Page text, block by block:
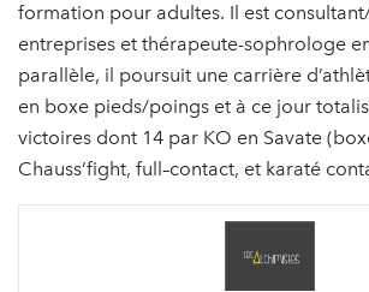
formation pour adultes. Il est
entreprises et thérapeute-sophrologe
parallèle, il poursuit une carrière
en boxe pieds/poings et à ce jour
victoires dont 14 par KO en Savate
Chauss’fight, full–contact, et karaté